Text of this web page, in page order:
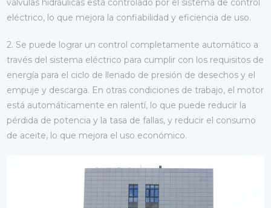
válvulas hidráulicas está controlado por el sistema de control
eléctrico, lo que mejora la confiabilidad y eficiencia de uso.
2. Se puede lograr un control completamente automático a
través del sistema eléctrico para cumplir con los requisitos de
energía para el ciclo de llenado de presión de desechos y el
empuje y descarga. En otras condiciones de trabajo, el motor
está automáticamente en ralentí, lo que puede reducir la
pérdida de potencia y la tasa de fallas, y reducir el consumo
de aceite, lo que mejora el uso económico.